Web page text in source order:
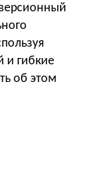
и гибкие
об этом